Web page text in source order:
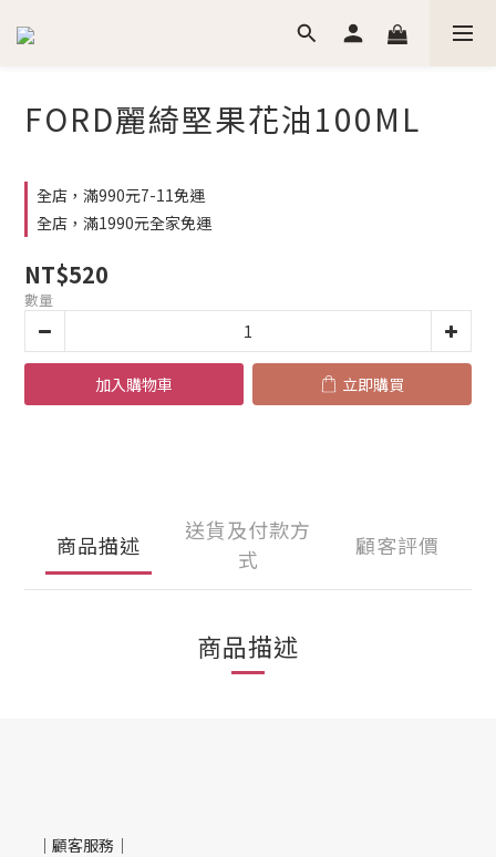
FORD麗綺堅果花油100ML
全店，滿990元7-11免運
全店，滿1990元全家免運
NT$520
數量
加入購物車 立即購買
商品描述
送貨及付款方
式
顧客評價
商品描述
｜顧客服務｜